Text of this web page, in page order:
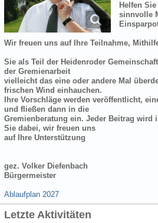
Helfen
sinnvolle
Wir freuen uns auf Ihre Teilnahme,
Sie als Teil der Heidenroder
der Gremienarbeit
vielleicht das eine oder andere Mal
frischen Wind einhauchen.
Ihre Vorschläge werden veröffentlicht,
und fließen dann in die
Gremienberatung ein. Jeder Beitrag wird
Sie dabei, wir freuen uns
auf Ihre Unterstützung
gez. Volker Diefenbach
Bürgermeister
Ablaufplan 2027
Letzte Aktivitäten